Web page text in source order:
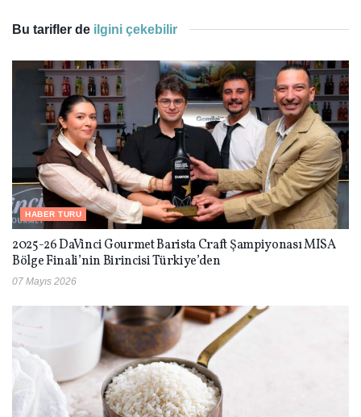
Bu tarifler de ilgini çekebilir
HABER TURU
2025-26 DaVinci Gourmet Barista Craft Şampiyonası MISA
Bölge Finali’nin Birincisi Türkiye’den
07 Mayıs 2026